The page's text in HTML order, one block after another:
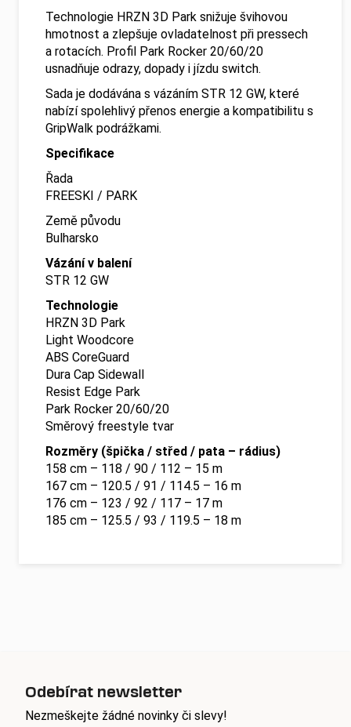
Technologie HRZN 3D Park snižuje švihovou
hmotnost a zlepšuje ovladatelnost při pressech
a rotacích. Profil Park Rocker 20/60/20
usnadňuje odrazy, dopady i jízdu switch.
Sada je dodávána s vázáním STR 12 GW, které
nabízí spolehlivý přenos energie a kompatibilitu s
GripWalk podrážkami.
Specifikace
Řada
FREESKI / PARK
Země původu
Bulharsko
Vázání v balení
STR 12 GW
Technologie
HRZN 3D Park
Light Woodcore
ABS CoreGuard
Dura Cap Sidewall
Resist Edge Park
Park Rocker 20/60/20
Směrový freestyle tvar
Rozměry (špička / střed / pata – rádius)
158 cm – 118 / 90 / 112 – 15 m
167 cm – 120.5 / 91 / 114.5 – 16 m
176 cm – 123 / 92 / 117 – 17 m
185 cm – 125.5 / 93 / 119.5 – 18 m
Odebírat newsletter
Nezmeškejte žádné novinky či slevy!